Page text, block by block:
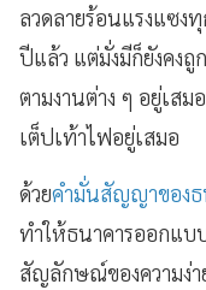
ลวดลายร้อนแรงแซง
ปีแล้ว แต่มั่งมีก็ยังคงถู
ตามงานต่าง ๆ อยู่เสม
เต็ปเท้าไฟอยู่เสมอ
ด้วยคำมั่นสัญญาของธ
ทำให้ธนาคารออกแบ
สัญลักษณ์ของความง่